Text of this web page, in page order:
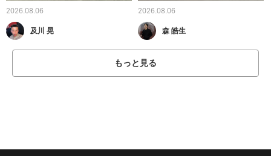
2026.08.06
及川 晃
2026.08.06
森 皓生
もっと見る